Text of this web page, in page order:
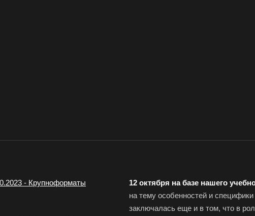
12 октября на базе нашего
на тему особенностей и
заключалась еще и в том, что в